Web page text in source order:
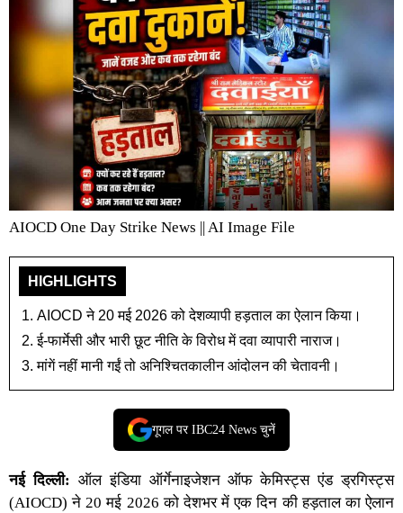
AIOCD One Day Strike News || AI Image File
HIGHLIGHTS
AIOCD ने 20 मई 2026 को देशव्यापी हड़ताल का ऐलान किया।
ई-फार्मेसी और भारी छूट नीति के विरोध में दवा व्यापारी नाराज।
मांगें नहीं मानी गईं तो अनिश्चितकालीन आंदोलन की चेतावनी।
गूगल पर IBC24 News चुनें
नई दिल्ली: ऑल इंडिया ऑर्गेनाइजेशन ऑफ केमिस्ट्स एंड ड्रगिस्ट्स
(AIOCD) ने 20 मई 2026 को देशभर में एक दिन की हड़ताल का ऐलान